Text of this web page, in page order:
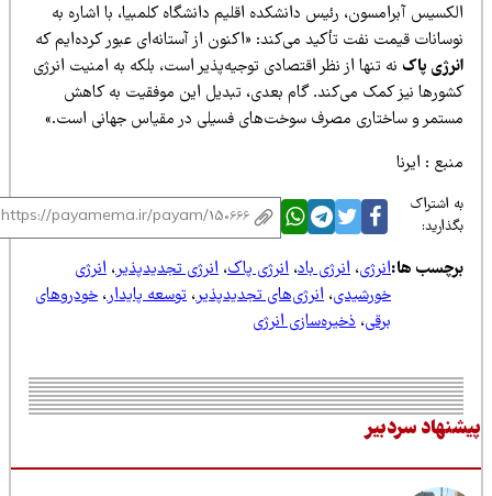
آبرامسون، رئیس دانشکده اقلیم دانشگاه کلمبیا، با اشاره به
قیمت نفت تأکید می‌کند: «اکنون از آستانه‌ای عبور کرده‌ایم که
پاکنه تنها از نظر اقتصادی توجیه‌پذیر است، بلکه به امنیت انرژی
نیز کمک می‌کند. گام بعدی، تبدیل این موفقیت به کاهش
و ساختاری مصرف سوخت‌های فسیلی در مقیاس جهانی است.»
: ایرنا
اشتراک
ها:انرژی،انرژی باد،انرژی پاک،انرژی تجدیدپذیر،انرژی
خورشیدی،انرژی‌های تجدیدپذیر،توسعه پایدار،خودروهای
ذخیره‌سازی انرژی
سردبیر